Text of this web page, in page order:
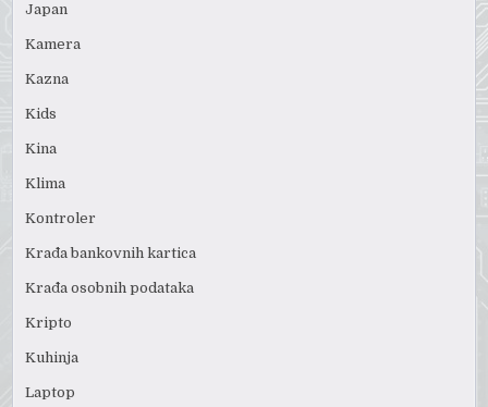
Japan
Kamera
Kazna
Kids
Kina
Klima
Kontroler
Krađa bankovnih kartica
Krađa osobnih podataka
Kripto
Kuhinja
Laptop